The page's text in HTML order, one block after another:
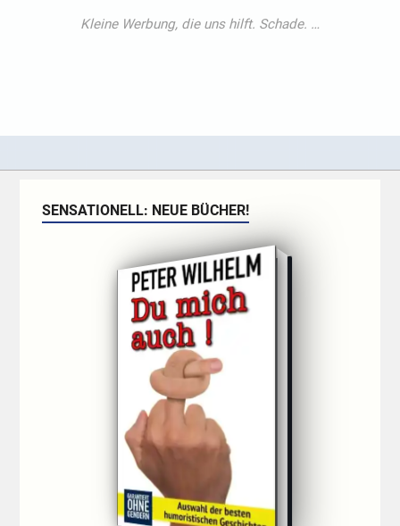
SENSATIONELL: NEUE BÜCHER!